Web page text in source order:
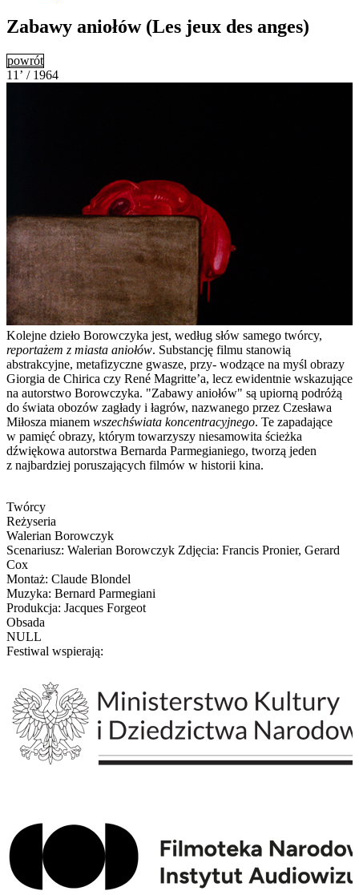
Zabawy aniołów (Les jeux des anges)
powrót
11’ / 1964
Kolejne dzieło Borowczyka jest, według słów samego twórcy,
reportażem z miasta aniołów. Substancję filmu stanowią
abstrakcyjne, metafizyczne gwasze, przy- wodzące na myśl obrazy
Giorgia de Chirica czy René Magritte’a, lecz ewidentnie wskazujące
na autorstwo Borowczyka. "Zabawy aniołów" są upiorną podróżą
do świata obozów zagłady i łagrów, nazwanego przez Czesława
Miłosza mianem wszechświata koncentracyjnego. Te zapadające
w pamięć obrazy, którym towarzyszy niesamowita ścieżka
dźwiękowa autorstwa Bernarda Parmegianiego, tworzą jeden
z najbardziej poruszających filmów w historii kina.
Twórcy
Reżyseria
Walerian Borowczyk
Scenariusz: Walerian Borowczyk Zdjęcia: Francis Pronier, Gerard
Cox
Montaż: Claude Blondel
Muzyka: Bernard Parmegiani
Produkcja: Jacques Forgeot
Obsada
NULL
Festiwal wspierają: